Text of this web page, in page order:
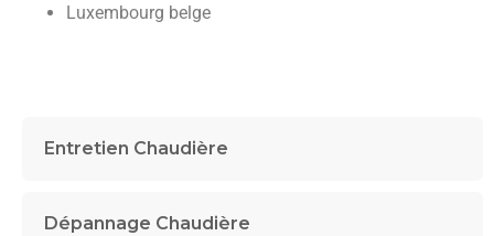
Entretien Chaudière
Dépannage Chaudière
Luxembourg belge